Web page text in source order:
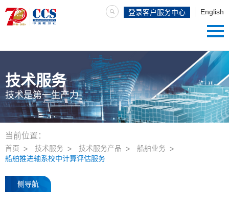
English
登录客户服务中心
技术服务
技术是第一生产力
当前位置：
首页 技术服务 技术服务产品
船舶业务
船舶推进轴系校中计算评估服务
侧导航